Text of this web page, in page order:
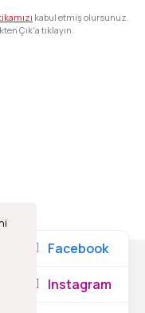
kabul etmiş olursunuz.
Çık'a tıklayın.
Facebook
Instagram